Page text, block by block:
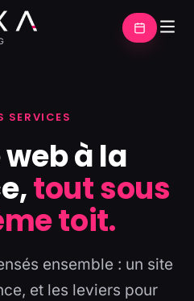
SERVICES
à la
tout sous
toit.
ensemble : un site
et les leviers pour